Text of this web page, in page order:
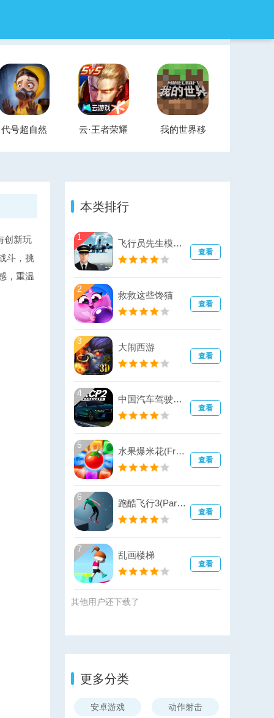
代号超自然
官方正版
云·王者荣耀
云游戏
我的世界移
动版
创新玩
斗，挑
，重温
本类排行
1
飞行员先生模拟器
查看
2
救救这些馋猫
查看
3
大闹西游
查看
4
中国汽车驾驶模拟器(Driving School 2020)
查看
5
水果爆米花(Fruit Pop Blast)
查看
6
跑酷飞行3(Parkour Flight)
查看
7
乱画楼梯
查看
其他用户还下载了
更多分类
安卓游戏 动作射击